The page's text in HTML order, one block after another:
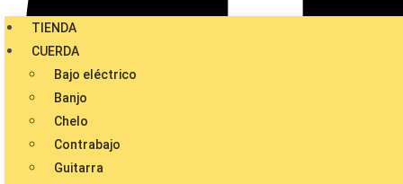
TIENDA
CUERDA
Bajo eléctrico
Banjo
Chelo
Contrabajo
Guitarra